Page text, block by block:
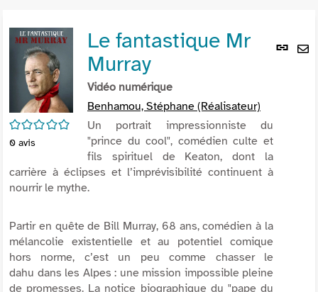
Lien
/5
0 avis
Le fantastique Mr
Murray
Vidéo numérique
Benhamou, Stéphane (Réalisateur)
Un portrait impressionniste du
"prince du cool", comédien culte et
fils spirituel de Keaton, dont la
carrière à éclipses et l’imprévisibilité continuent à
nourrir le mythe.
Partir en quête de Bill Murray, 68 ans, comédien à la
mélancolie existentielle et au potentiel comique
hors norme, c’est un peu comme chasser le
dahu dans les Alpes : une mission impossible pleine
de promesses. La notice biographique du "pape du